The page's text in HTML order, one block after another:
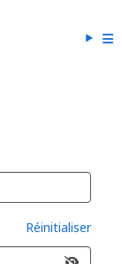
Réinitialiser